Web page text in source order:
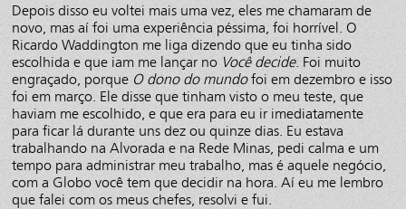
Depois disso eu voltei mais uma vez, eles me chamaram de
novo, mas aí foi uma experiência péssima, foi horrível. O
Ricardo Waddington me liga dizendo que eu tinha sido
escolhida e que iam me lançar no Você decide. Foi muito
engraçado, porque O dono do mundofoi em dezembro e isso
foi em março. Ele disse que tinham visto o meu teste, que
haviam me escolhido, e que era para eu ir imediatamente
para ficar lá durante uns dez ou quinze dias. Eu estava
trabalhando na Alvorada e na Rede Minas, pedi calma e um
tempo para administrar meu trabalho, mas é aquele negócio,
com a Globo você tem que decidir na hora. Aí eu me lembro
que falei com os meus chefes, resolvi e fui.